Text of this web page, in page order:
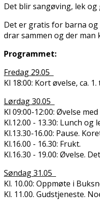
Det blir sangøving, lek
Det er gratis for barna og
drar sammen og der man
Programmet:
Fredag 29.05
Kl 18:00: Kort øvelse, ca.
Lørdag 30.05
Kl 09:00-12:00: Øvelse
Kl.12.00 - 13.30: Lunch og
Kl.13.30-16.00: Pause.
Kl.16.00 - 16.30: Frukt.
Kl.16.30 - 19.00: Øvelse.
Søndag 31.05
Kl. 10.00: Oppmøte i
Kl. 11.00. Gudstjeneste.